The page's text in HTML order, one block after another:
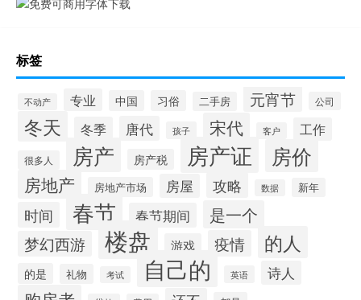
标签
不动产 专业 中国 习俗 二手房 元宵节 公司
冬天 冬季 唐代 孩子 宋代 客户 工作
很多人 房产 房产税 房产证 房价
房地产 房地产市场 房屋 攻略 数据 新年
时间 春节 春节期间 是一个
梦幻西游 楼盘 游戏 疫情 的人
的是 礼物 考试 自己的 英语 诗人